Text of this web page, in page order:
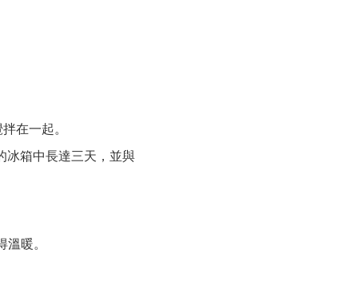
在一起。
冰箱中長達三天，並與
暖。